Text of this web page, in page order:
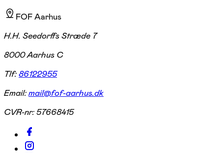
FOF Aarhus
H.H. Seedorffs Stræde 7
8000 Aarhus C
Tlf:86122955
Email:mail@fof-aarhus.dk
CVR-nr:57668415